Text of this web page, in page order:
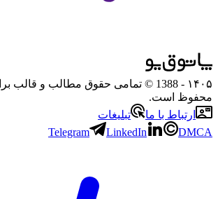
۱۴۰۵
- 1388 © تمامی حقوق مطالب و قالب
محفوظ است.
ارتباط با ما
تبلیغات
Telegram
LinkedIn DMCA